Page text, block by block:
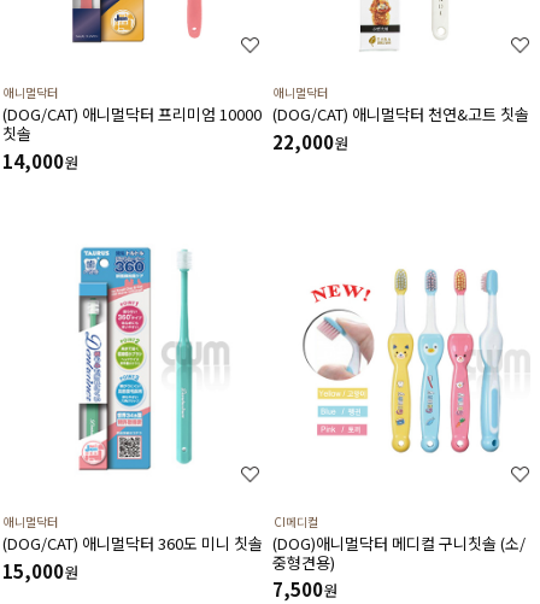
애니멀닥터
(DOG/CAT) 애니멀닥터 프리미엄 10000
칫솔
14,000원
애니멀닥터
(DOG/CAT) 애니멀닥터 천연&고트 칫솔
22,000원
애니멀닥터
(DOG/CAT) 애니멀닥터 360도 미니 칫솔
15,000원
CI메디컬
(DOG)애니멀닥터 메디컬 구니칫솔 (소/
중형견용)
7,500원